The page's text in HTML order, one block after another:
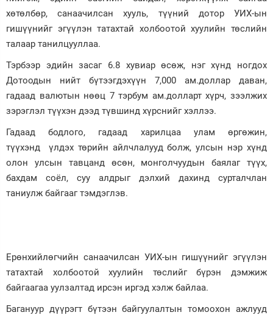
хөтөлбөр, санаачилсан хууль, түүний дотор УИХ-ын
гишүүнийг эгүүлэн татахтай холбоотой хуулийн төслийн
талаар танилцууллаа.
Тэрбээр эдийн засаг 6.8 хувиар өсөж, нэг хүнд ногдох
Дотоодын нийт бүтээгдэхүүн 7,000 ам.доллар даван,
гадаад валютын нөөц 7 тэрбум ам.долларт хүрч, зээлжих
зэрэглэл түүхэн дээд түвшинд хүрснийг хэллээ.
Гадаад бодлого, гадаад харилцаа улам өргөжин,
түүхэнд үлдэх төрийн айлчлалууд болж, улсын нэр хүнд
олон улсын тавцанд өсөн, монголчуудын баялаг түүх,
бахдам соёл, суу алдрыг дэлхий дахинд сурталчлан
таниулж байгааг тэмдэглэв.
Ерөнхийлөгчийн санаачилсан УИХ-ын гишүүнийг эгүүлэн
татахтай холбоотой хуулийн төслийг бүрэн дэмжиж
байгаагаа уулзалтад ирсэн иргэд хэлж байлаа.
Багануур дүүрэгт бүтээн байгуулалтын томоохон ажлууд